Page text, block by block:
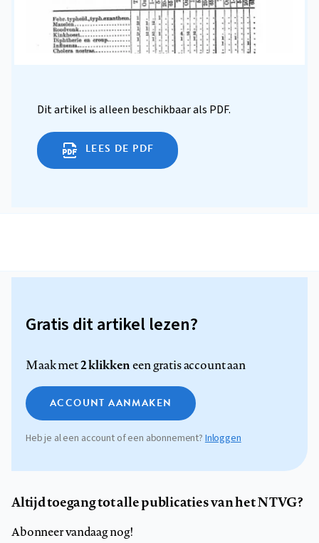
Dit artikel is alleen beschikbaar als PDF.
LEES DE PDF
Gratis dit artikel lezen?
Maak met2 klikkeneen gratis account aan
ACCOUNT AANMAKEN
Heb je al een account of een abonnement? Inloggen
Altijd toegang tot alle publicaties van het NTVG?
Abonneer vandaag nog!